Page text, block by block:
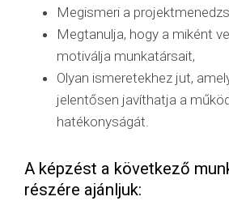
Megismeri a
Megtanulja, hogy a miként
motiválja munkatársait,
Olyan ismeretekhez jut,
jelentősen javíthatja a
hatékonyságát.
A képzést a következő
részére ajánljuk: